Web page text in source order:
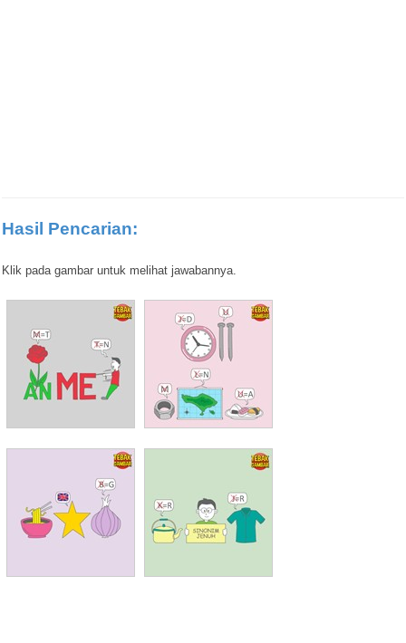
Hasil Pencarian:
Klik pada gambar untuk melihat jawabannya.